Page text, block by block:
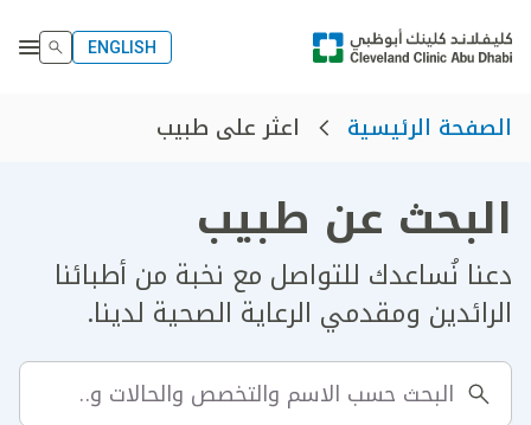
ENGLISH
الصفحة الرئيسية اعثر على طبيب
البحث عن طبيب
دعنا نُساعدك للتواصل مع نخبة من أطبائنا
الرائدين ومقدمي الرعاية الصحية لدينا.